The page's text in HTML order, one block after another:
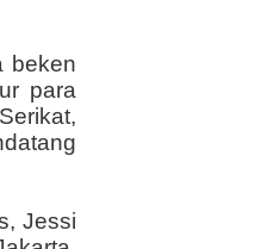
beken
para
Jessi